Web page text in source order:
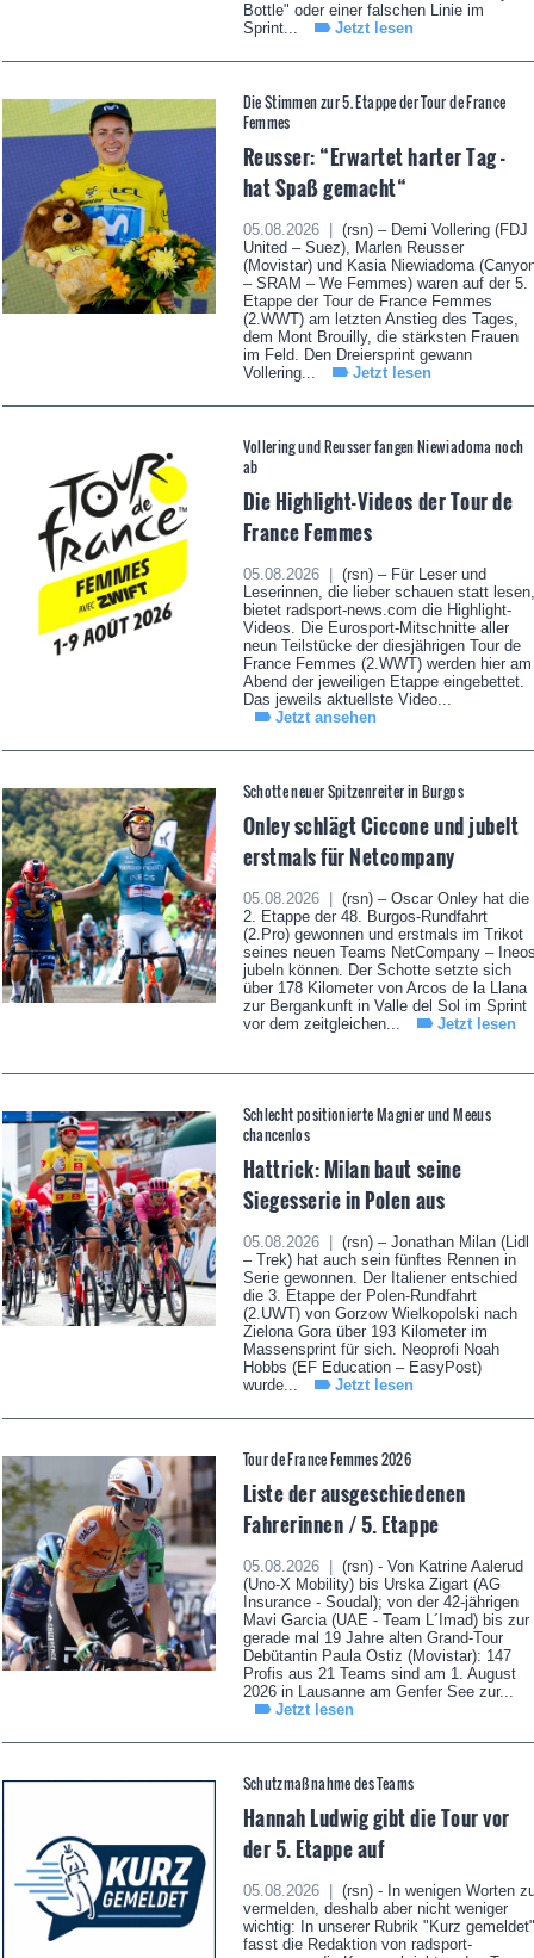
Bottle" oder einer falschen Linie im
Sprint...
Jetzt lesen
Die Stimmen zur 5. Etappe der Tour de France
Femmes
Reusser: “Erwartet harter Tag -
hat Spaß gemacht“
05.08.2026 |
(rsn) – Demi Vollering (FDJ
United – Suez), Marlen Reusser
(Movistar) und Kasia Niewiadoma
– SRAM – We Femmes) waren auf der 5.
Etappe der Tour de France Femmes
(2.WWT) am letzten Anstieg des Tages,
dem Mont Brouilly, die stärksten Frauen
im Feld. Den Dreiersprint gewann
Vollering...
Jetzt lesen
Vollering und Reusser fangen Niewiadoma noch
ab
Die Highlight-Videos der Tour de
France Femmes
05.08.2026 |
(rsn) – Für Leser und
Leserinnen, die lieber schauen statt lesen,
bietet radsport-news.com die Highlight-
Videos. Die Eurosport-Mitschnitte aller
neun Teilstücke der diesjährigen Tour de
France Femmes (2.WWT) werden hier am
Abend der jeweiligen Etappe eingebettet.
Das jeweils aktuellste Video...
Jetzt ansehen
Schotte neuer Spitzenreiter in Burgos
Onley schlägt Ciccone und jubelt
erstmals für Netcompany
05.08.2026 |
(rsn) – Oscar Onley hat die
2. Etappe der 48. Burgos-Rundfahrt
(2.Pro) gewonnen und erstmals im Trikot
seines neuen Teams NetCompany –
jubeln können. Der Schotte setzte sich
über 178 Kilometer von Arcos de la Llana
zur Bergankunft in Valle del Sol im Sprint
vor dem zeitgleichen...
Jetzt lesen
Schlecht positionierte Magnier und Meeus
chancenlos
Hattrick: Milan baut seine
Siegesserie in Polen aus
05.08.2026 |
(rsn) – Jonathan Milan (Lidl
– Trek) hat auch sein fünftes Rennen in
Serie gewonnen. Der Italiener entschied
die 3. Etappe der Polen-Rundfahrt
(2.UWT) von Gorzow Wielkopolski nach
Zielona Gora über 193 Kilometer im
Massensprint für sich. Neoprofi Noah
Hobbs (EF Education – EasyPost)
wurde...
Jetzt lesen
Tour de France Femmes 2026
Liste der ausgeschiedenen
Fahrerinnen / 5. Etappe
05.08.2026 |
(rsn) - Von Katrine Aalerud
(Uno-X Mobility) bis Urska Zigart (AG
Insurance - Soudal); von der 42-jährigen
Mavi Garcia (UAE - Team L´Imad) bis zur
gerade mal 19 Jahre alten Grand-Tour
Debütantin Paula Ostiz (Movistar): 147
Profis aus 21 Teams sind am 1. August
2026 in Lausanne am Genfer See zur...
Jetzt lesen
Schutzmaßnahme des Teams
Hannah Ludwig gibt die Tour vor
der 5. Etappe auf
05.08.2026 |
(rsn) - In wenigen Worten
vermelden, deshalb aber nicht weniger
wichtig: In unserer Rubrik "Kurz gemeldet"
fasst die Redaktion von radsport-